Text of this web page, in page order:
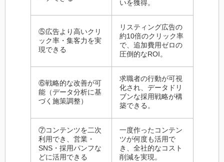
いを獲得。
⑤広告より高いクリ
ック率・集客力を実
現できる
リスティング広告の
約10倍のクリック率
で、追加費用ゼロの
圧倒的なROI。
⑥戦略的な改善が可
能（データ分析に基
づく施策調整）
求職者の行動が可視
化され、データドリ
ブンな採用戦略が構
築できる。
⑦コンテンツを二次
利用でき、営業・
SNS・採用パンフな
どに活用できる
一度作ったコンテン
ツが何度も活用で
き、全社的なコスト
削減を実現。